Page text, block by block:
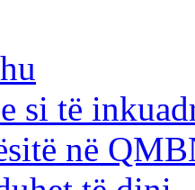
si të
në